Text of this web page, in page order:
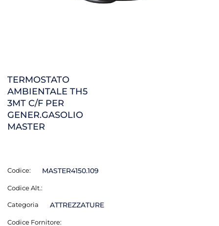
TERMOSTATO
AMBIENTALE TH5
3MT C/F PER
GENER.GASOLIO
MASTER
Codice: MASTER4150.109
Codice Alt.:
Categoria ATTREZZATURE
Codice Fornitore: